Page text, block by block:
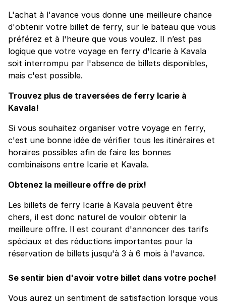
L'achat à l'avance vous donne une meilleure chance
d'obtenir votre billet de ferry, sur le bateau que vous
préférez et à l'heure que vous voulez. Il n’est pas
logique que votre voyage en ferry d'Icarie à Kavala
soit interrompu par l'absence de billets disponibles,
mais c'est possible.
Trouvez plus de traversées de ferry Icarie à
Kavala!
Si vous souhaitez organiser votre voyage en ferry,
c'est une bonne idée de vérifier tous les itinéraires et
horaires possibles afin de faire les bonnes
combinaisons entre Icarie et Kavala.
Obtenez la meilleure offre de prix!
Les billets de ferry Icarie à Kavala peuvent être
chers, il est donc naturel de vouloir obtenir la
meilleure offre. Il est courant d'annoncer des tarifs
spéciaux et des réductions importantes pour la
réservation de billets jusqu'à 3 à 6 mois à l'avance.
Se sentir bien d'avoir votre billet dans votre poche!
Vous aurez un sentiment de satisfaction lorsque vous